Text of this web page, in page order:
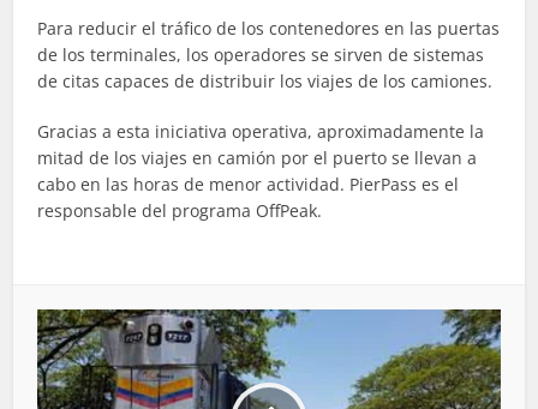
Para reducir el tráfico de los contenedores en las puertas
de los terminales, los operadores se sirven de sistemas
de citas capaces de distribuir los viajes de los camiones.
Gracias a esta iniciativa operativa, aproximadamente la
mitad de los viajes en camión por el puerto se llevan a
cabo en las horas de menor actividad. PierPass es el
responsable del programa OffPeak.